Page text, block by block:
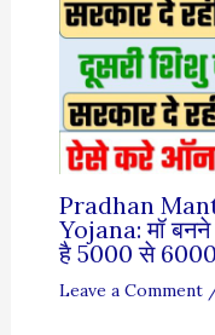
Pradhan
Yojana: मॉ बनने
है 5000 से
Leave a Comment